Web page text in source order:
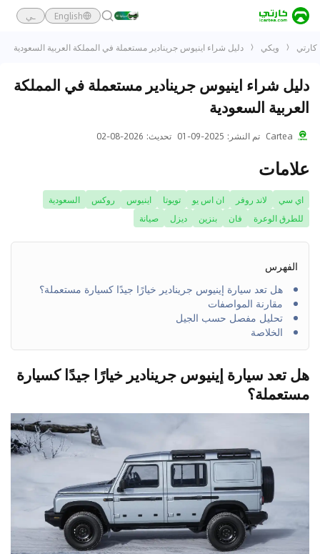
English ـي
كارتي ويكي دليل شراء اينيوس جرينادير مستعملة في المملكة العربية السعودية
دليل شراء اينيوس جرينادير مستعملة في المملكة
العربية السعودية
Cartea تم النشر :
2025-09-01 تحديث:
2026-08-02
علامات
اي سي لاند روفر ان اس يو تويوتا اينيوس روكس
السعودية
للطرق الوعرة
فان بنزين ديزل صيانة
الفهرس
هل تعد سيارة إينيوس جرينادير خيارًا جيدًا كسيارة مستعملة؟
مقارنة المواصفات
تحليل مفصل حسب الجيل
الخلاصة
هل تعد سيارة إينيوس جرينادير خيارًا جيدًا كسيارة
مستعملة؟